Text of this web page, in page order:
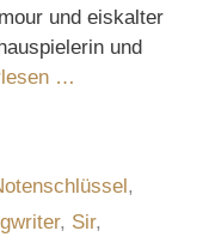
und eiskalter
und
…
,
, Sir,